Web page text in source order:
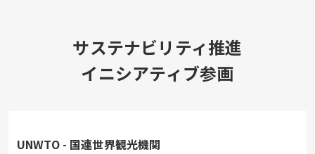
サステナビリティ推進
イニシアティブ参画
UNWTO - 国連世界観光機関